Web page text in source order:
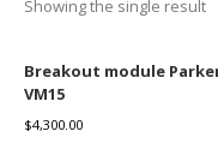
Showing the single result
Breakout module
VM15
$4,300.00